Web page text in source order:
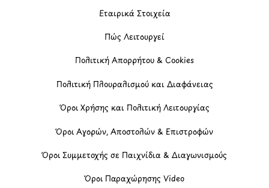
Εταιρικά Στοιχεία
Πώς Λειτουργεί
Πολιτική Απορρήτου & Cookies
Πολιτική Πλουραλισμού και Διαφάνειας
Όροι Χρήσης και Πολιτική Λειτουργίας
Όροι Αγορών, Αποστολών & Επιστροφών
Όροι Συμμετοχής σε Παιχνίδια & Διαγωνισμούς
Όροι Παραχώρησης Video